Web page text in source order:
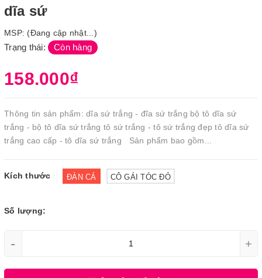
dĩa sứ
MSP: (Đang cập nhật...)
Trạng thái: Còn hàng
158.000₫
Thông tin sản phẩm: dĩa sứ trắng - đĩa sứ trắng bộ tô dĩa sứ
trắng - bộ tô dĩa sứ trắng tô sứ trắng - tô sứ trắng đẹp tô dĩa sứ
trắng cao cấp - tô dĩa sứ trắng Sản phẩm bao gồm...
Kích thước ĐÀN CÁ CÔ GÁI TÓC ĐỎ
Số lượng:
- +